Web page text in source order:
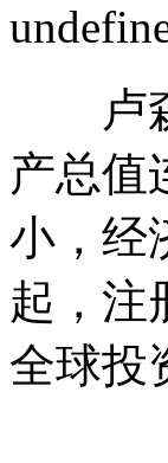
卢森
产总值
小，经
起，注
全球投